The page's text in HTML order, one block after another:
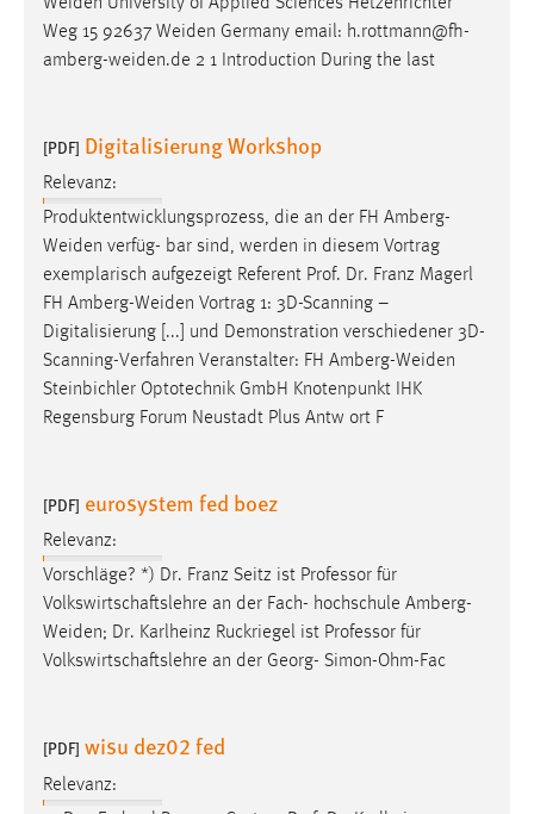
Weg 15 92637 Weiden Germany email: h.rottmann@fh-
amberg-weiden.de 2 1 Introduction During the last
[PDF] Digitalisierung Workshop
Relevanz:
Produktentwicklungsprozess, die an der FH Amberg-
Weiden verfüg- bar sind, werden in diesem Vortrag
exemplarisch aufgezeigt Referent Prof. Dr. Franz Magerl
FH Amberg-Weiden Vortrag 1: 3D-Scanning –
Digitalisierung [...] und Demonstration verschiedener 3D-
Scanning-Verfahren Veranstalter: FH Amberg-Weiden
Steinbichler Optotechnik GmbH Knotenpunkt IHK
Regensburg Forum Neustadt Plus Antw ort F
[PDF] eurosystem fed boez
Relevanz:
Vorschläge? *) Dr. Franz Seitz ist Professor für
Volkswirtschaftslehre an der Fach- hochschule Amberg-
Weiden; Dr. Karlheinz Ruckriegel ist Professor für
Volkswirtschaftslehre an der Georg- Simon-Ohm-Fac
[PDF] wisu dez02 fed
Relevanz:
Conversion-Tracking
Cookie Laufzeit:
Facebook Pixel
Name:
Anbieter:
Facebook
Zweck:
Conversion-Tracking
Cookie Laufzeit:
EXTERNE MEDIEN
Um Inhalte von Videoplattformen und Social Media
Plattformen anzeigen zu können, werden von diesen
externen Medien Cookies gesetzt.